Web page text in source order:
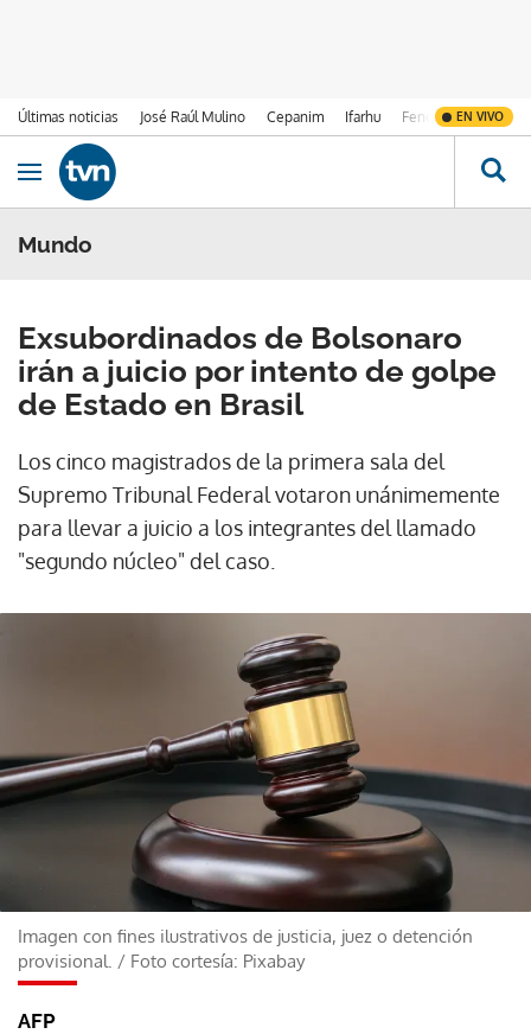
Últimas noticias José Raúl Mulino Cepanim Ifarhu Fenómeno de El
EN VIVO
Ir al contenido
Obrir navegació
Mundo
Exsubordinados de Bolsonaro
irán a juicio por intento de golpe
de Estado en Brasil
Los cinco magistrados de la primera sala del
Supremo Tribunal Federal votaron unánimemente
para llevar a juicio a los integrantes del llamado
"segundo núcleo" del caso.
Imagen con fines ilustrativos de justicia, juez o detención
provisional. / Foto cortesía: Pixabay
AFP